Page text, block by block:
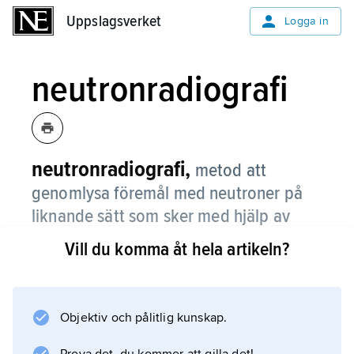
Uppslagsverket Logga in
neutronradiografi
neutronradiografi, metod att
genomlysa föremål med neutroner på
liknande sätt som sker med hjälp av
röntgenstrålning.
påvisa vätehaltiga material, t.ex. sprängämnen.
Vill du komma åt hela artikeln?
Objektiv och pålitlig kunskap.